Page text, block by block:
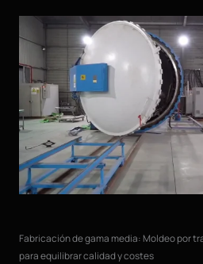
Fabricación de gama media: Moldeo por
para equilibrar calidad y costes